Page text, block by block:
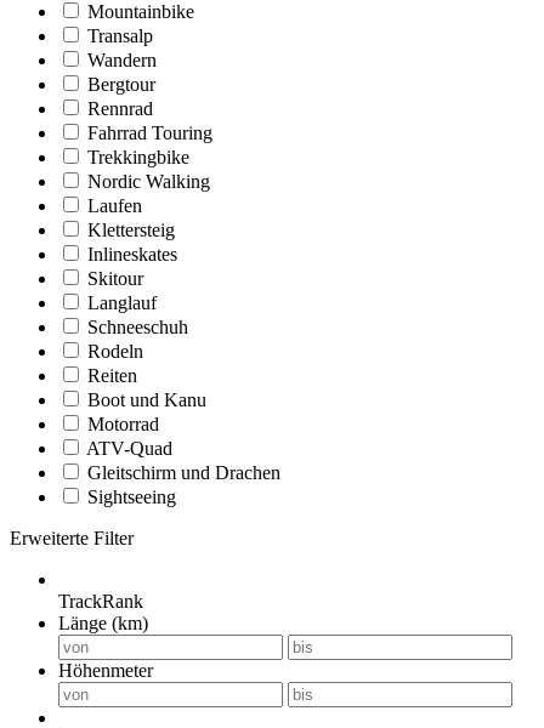
Mountainbike
Transalp
Wandern
Bergtour
Rennrad
Fahrrad Touring
Trekkingbike
Nordic Walking
Laufen
Klettersteig
Inlineskates
Skitour
Langlauf
Schneeschuh
Rodeln
Reiten
Boot und Kanu
Motorrad
ATV-Quad
Gleitschirm und Drachen
Sightseeing
Erweiterte Filter
TrackRank
Länge (km)
Höhenmeter